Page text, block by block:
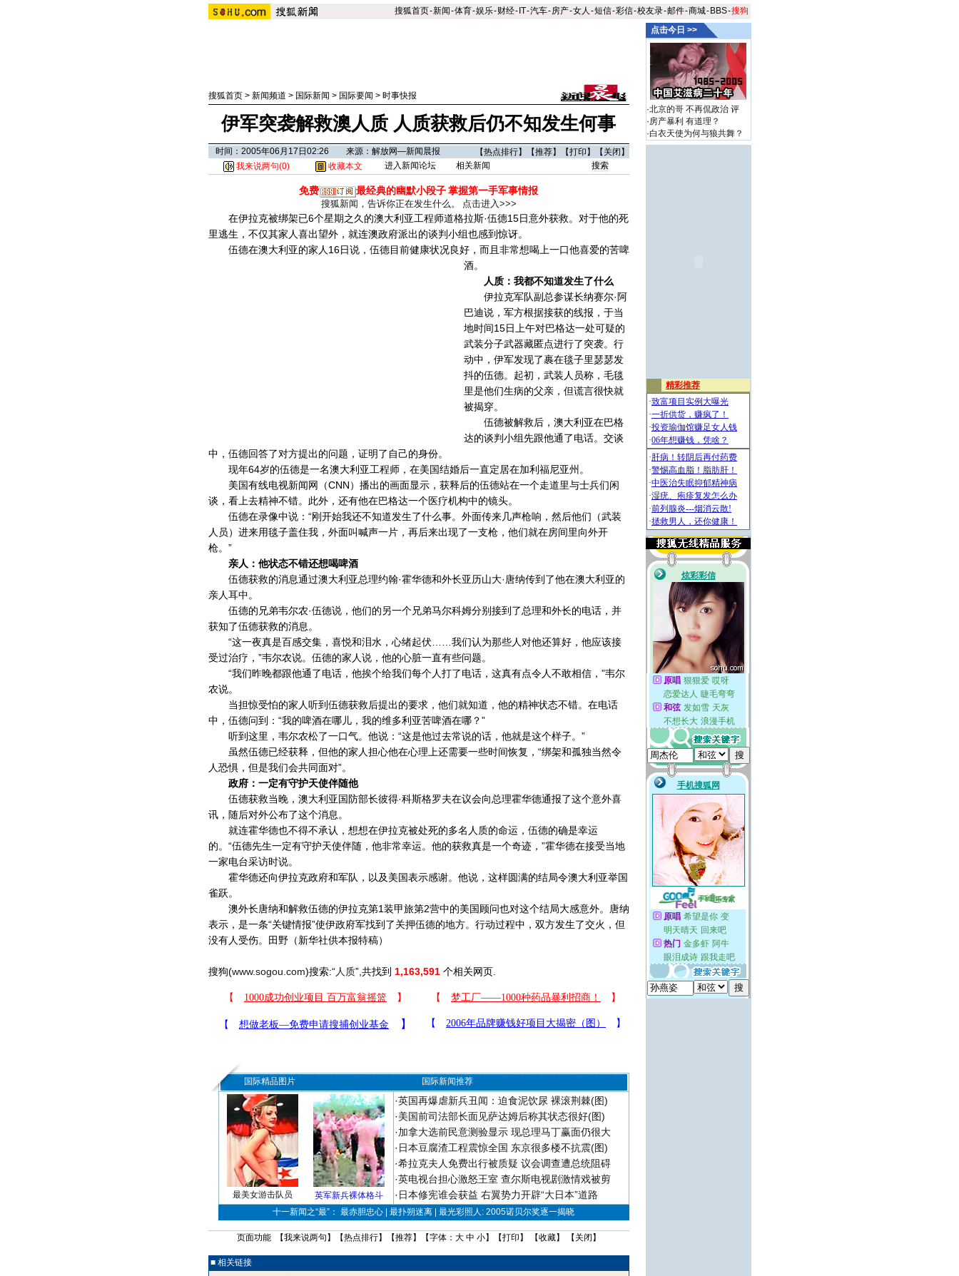
搜狐首页-新闻-体育-娱乐-财经- IT-汽车-房产-女人 -短信-彩信-校友录-邮件-商城- BBS-搜狗
搜狐首页> 新闻频道 > 国际新闻 > 国际要闻 > 时事快报
伊军突袭解救澳人质 人质获救后仍不知发生何事
时间：2005年06月17日02:26 来源：解放网—新闻晨报 【热点排行】【推荐】【打印 】【 关闭 】
我来说两句(0) 收藏本文 进入新闻论坛 相关新闻
免费 最经典的幽默小段子掌握第一手军事情报
搜狐新闻，告诉你正在发生什么。 点击进入>>>
在伊拉克被绑架已6个星期之久的澳大利亚工程师道格拉斯·伍德15日意外获救。对于他的死
里逃生，不仅其家人喜出望外，就连澳政府派出的谈判小组也感到惊讶。
伍德在澳大利亚的家人16日说，伍德目前健康状况良好，而且非常想喝上一口他喜爱的苦啤
酒。
人质：我都不知道发生了什么
伊拉克军队副总参谋长纳赛尔·阿
巴迪说，军方根据接获的线报，于当
地时间15日上午对巴格达一处可疑的
武装分子武器藏匿点进行了突袭。行
动中，伊军发现了裹在毯子里瑟瑟发
抖的伍德。起初，武装人员称，毛毯
里是他们生病的父亲，但谎言很快就
被揭穿。
伍德被解救后，澳大利亚在巴格
达的谈判小组先跟他通了电话。交谈
中，伍德回答了对方提出的问题，证明了自己的身份。
现年64岁的伍德是一名澳大利亚工程师，在美国结婚后一直定居在加利福尼亚州。
美国有线电视新闻网（CNN）播出的画面显示，获释后的伍德站在一个走道里与士兵们闲
谈，看上去精神不错。此外，还有他在巴格达一个医疗机构中的镜头。
伍德在录像中说：“刚开始我还不知道发生了什么事。外面传来几声枪响，然后他们（武装
人员）进来用毯子盖住我，外面叫喊声一片，再后来出现了一支枪，他们就在房间里向外开
枪。”
亲人：他状态不错还想喝啤酒
伍德获救的消息通过澳大利亚总理约翰·霍华德和外长亚历山大·唐纳传到了他在澳大利亚的
亲人耳中。
伍德的兄弟韦尔农·伍德说，他们的另一个兄弟马尔科姆分别接到了总理和外长的电话，并
获知了伍德获救的消息。
“这一夜真是百感交集，喜悦和泪水，心绪起伏……我们认为那些人对他还算好，他应该接
受过治疗，”韦尔农说。伍德的家人说，他的心脏一直有些问题。
“我们昨晚都跟他通了电话，他挨个给我们每个人打了电话，这真有点令人不敢相信，”韦尔
农说。
当担惊受怕的家人听到伍德获救后提出的要求，他们就知道，他的精神状态不错。在电话
中，伍德问到：“我的啤酒在哪儿，我的维多利亚苦啤酒在哪？”
听到这里，韦尔农松了一口气。他说：“这是他过去常说的话，他就是这个样子。”
虽然伍德已经获释，但他的家人担心他在心理上还需要一些时间恢复，“绑架和孤独当然令
人恐惧，但是我们会共同面对”。
政府：一定有守护天使伴随他
伍德获救当晚，澳大利亚国防部长彼得·科斯格罗夫在议会向总理霍华德通报了这个意外喜
讯，随后对外公布了这个消息。
就连霍华德也不得不承认，想想在伊拉克被处死的多名人质的命运，伍德的确是幸运
的。“伍德先生一定有守护天使伴随，他非常幸运。他的获救真是一个奇迹，”霍华德在接受当地
一家电台采访时说。
霍华德还向伊拉克政府和军队，以及美国表示感谢。他说，这样圆满的结局令澳大利亚举国
雀跃。
澳外长唐纳和解救伍德的伊拉克第1装甲旅第2营中的美国顾问也对这个结局大感意外。唐纳
表示，是一条“关键情报”使伊政府军找到了关押伍德的地方。行动过程中，双方发生了交火，但
没有人受伤。田野（新华社供本报特稿）
搜狗(www.sogou.com)搜索:“人质”,共找到 1,163,591 个相关网页.
国际精品图片 国际新闻推荐
最美女游击队员 英军新兵裸体格斗
·英国再爆虐新兵丑闻：迫食泥饮尿 裸滚荆棘(图)
·美国前司法部长面见萨达姆后称其状态很好(图)
·加拿大选前民意测验显示 现总理马丁赢面仍很大
· 日本豆腐渣工程震惊全国 东京很多楼不抗震(图)
·希拉克夫人免费出行被质疑 议会调查遭总统阻碍
·英电视台担心激怒王室 查尔斯电视剧激情戏被剪
· 日本修宪谁会获益 右翼势力开辟“大日本”道路
十一新闻之“最”： 最赤胆忠心 | 最扑朔迷离 | 最光彩照人: 2005诺贝尔奖逐一揭晓
页面功能 【我来说两句 】【热点排行】【推荐】【字体： 大 中 小】【打印 】 【收藏】 【 关闭 】
■ 相关链接
点击今日 >>
·北京的哥 不再侃政治 评
·房产暴利 有道理？
·白衣天使为何与狼共舞？